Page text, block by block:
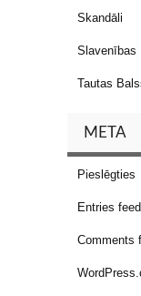
Skandāli
Slavenības
Tautas
META
Pieslēgties
Entries feed
Comments